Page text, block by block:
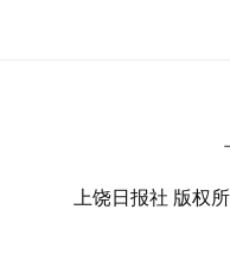
上饶日报社 版权